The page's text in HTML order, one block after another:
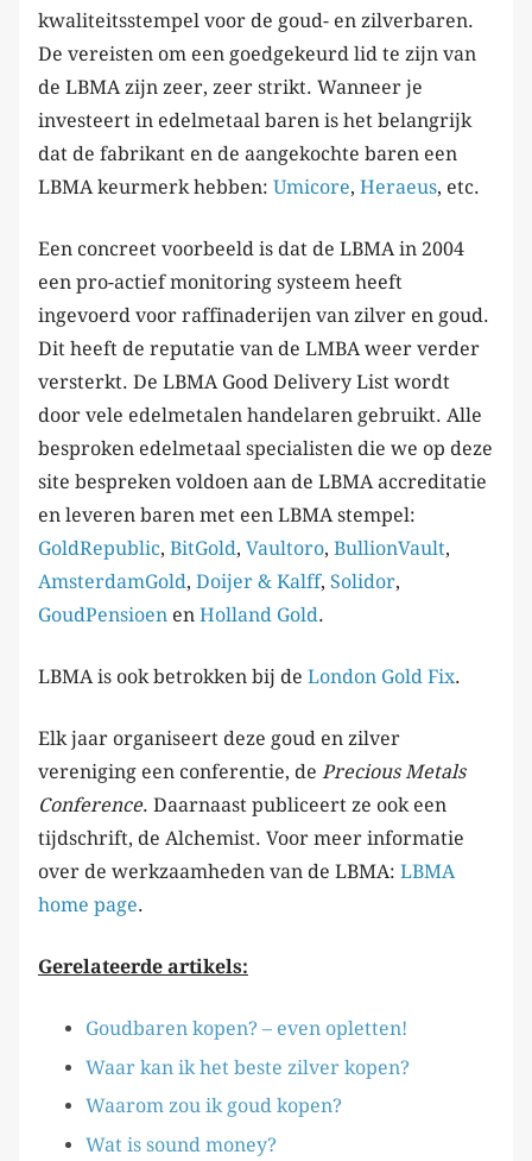
kwaliteitsstempel voor de goud- en zilverbaren.
De vereisten om een goedgekeurd lid te zijn van
de LBMA zijn zeer, zeer strikt. Wanneer je
investeert in edelmetaal baren is het belangrijk
dat de fabrikant en de aangekochte baren een
LBMA keurmerk hebben: Umicore, Heraeus, etc.
Een concreet voorbeeld is dat de LBMA in 2004
een pro-actief monitoring systeem heeft
ingevoerd voor raffinaderijen van zilver en goud.
Dit heeft de reputatie van de LMBA weer verder
versterkt. De LBMA Good Delivery List wordt
door vele edelmetalen handelaren gebruikt. Alle
besproken edelmetaal specialisten die we op deze
site bespreken voldoen aan de LBMA accreditatie
en leveren baren met een LBMA stempel:
GoldRepublic, BitGold, Vaultoro, BullionVault,
AmsterdamGold, Doijer & Kalff, Solidor,
GoudPensioen en Holland Gold.
LBMA is ook betrokken bij de London Gold Fix.
Elk jaar organiseert deze goud en zilver
vereniging een conferentie, de Precious Metals
Conference. Daarnaast publiceert ze ook een
tijdschrift, de Alchemist. Voor meer informatie
over de werkzaamheden van de LBMA: LBMA
home page.
Gerelateerde artikels:
Goudbaren kopen? – even opletten!
Waar kan ik het beste zilver kopen?
Waarom zou ik goud kopen?
Wat is sound money?